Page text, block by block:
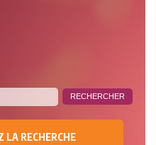
LA RECHERCHE